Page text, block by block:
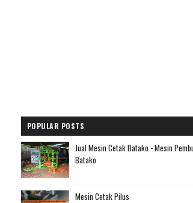
POPULAR POSTS
Jual Mesin Cetak Batako - Mesin
Batako
Mesin Cetak Pilus